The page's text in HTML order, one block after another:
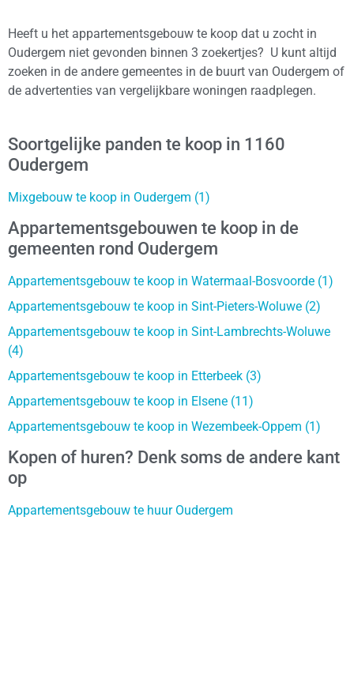
Heeft u het appartementsgebouw te koop dat u zocht in
Oudergem niet gevonden binnen 3 zoekertjes? U kunt altijd
zoeken in de andere gemeentes in de buurt van Oudergem of
de advertenties van vergelijkbare woningen raadplegen.
Soortgelijke panden te koop in 1160
Oudergem
Mixgebouw te koop in Oudergem (1)
Appartementsgebouwen te koop in de
gemeenten rond Oudergem
Appartementsgebouw te koop in Watermaal-Bosvoorde (1)
Appartementsgebouw te koop in Sint-Pieters-Woluwe (2)
Appartementsgebouw te koop in Sint-Lambrechts-Woluwe
(4)
Appartementsgebouw te koop in Etterbeek (3)
Appartementsgebouw te koop in Elsene (11)
Appartementsgebouw te koop in Wezembeek-Oppem (1)
Kopen of huren? Denk soms de andere kant
op
Appartementsgebouw te huur Oudergem